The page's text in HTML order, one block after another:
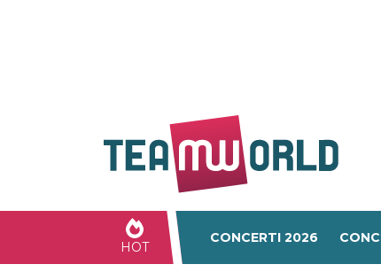
HOT
CONCERTI 2026